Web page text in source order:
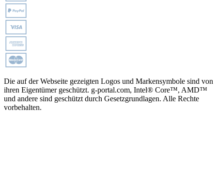
Die auf der Webseite gezeigten Logos und Markensymbole sind von
ihren Eigentümer geschützt. g-portal.com, Intel® Core™, AMD™
und andere sind geschützt durch Gesetzgrundlagen. Alle Rechte
vorbehalten.